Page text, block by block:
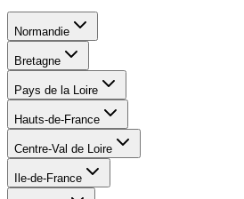
Normandie
Bretagne
Pays de la Loire
Hauts-de-France
Centre-Val de Loire
Ile-de-France